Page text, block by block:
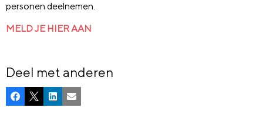
personen deelnemen.
MELD JE HIER AAN
Deel met anderen
Facebook
X LinkedInE-mail